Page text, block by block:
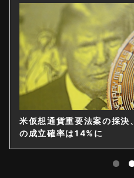
米仮想通貨重要法案の採
の成立確率は14%に